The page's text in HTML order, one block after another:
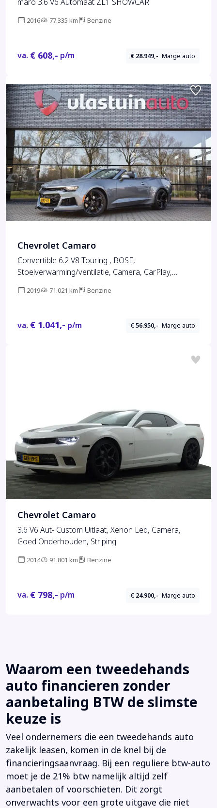
2016 77.335 km Benzine
va. € 608,- p/m € 28.949,- Marge auto
Chevrolet Camaro
Convertible 6.2 V8 Touring , BOSE,
Stoelverwarming/ventilatie, Camera, CarPlay,
2019 71.021 km Benzine
va. € 1.041,- p/m € 56.950,- Marge auto
Chevrolet Camaro
3.6 V6 Aut- Custom Uitlaat, Xenon Led, Camera,
Goed Onderhouden, Striping
2014 91.801 km Benzine
va. € 798,- p/m € 24.900,- Marge auto
Waarom een tweedehands
auto financieren zonder
aanbetaling BTW de slimste
keuze is
Veel ondernemers die een tweedehands auto
zakelijk leasen, komen in de knel bij de
financieringsaanvraag. Bij een reguliere btw-auto
moet je de 21% btw namelijk altijd zelf
aanbetalen of voorschieten. Dit zorgt
onverwachts voor een grote uitgave die niet